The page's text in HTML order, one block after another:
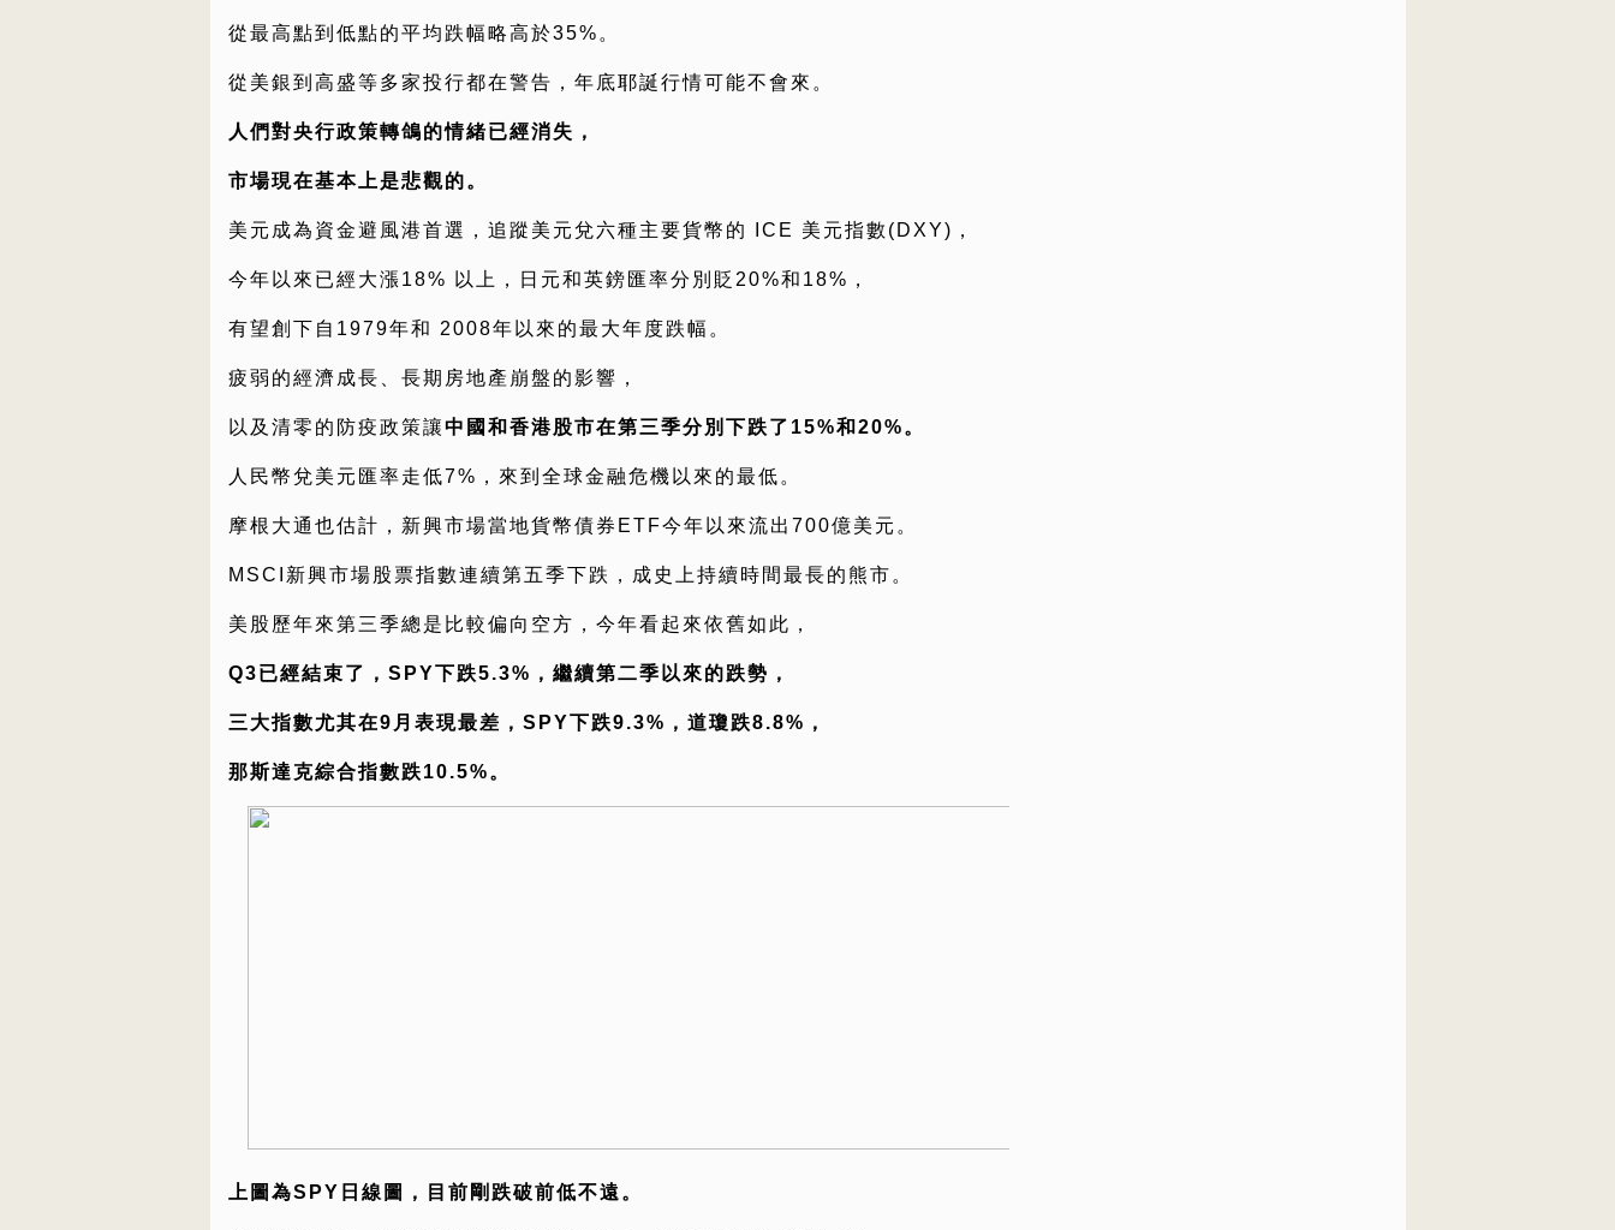
從最高點到低點的平均跌幅略高於35%。
從美銀到高盛等多家投行都在警告，年底耶誕行情可能不會來。
人們對央行政策轉鴿的情緒已經消失，
市場現在基本上是悲觀的。
美元成為資金避風港首選，追蹤美元兌六種主要貨幣的 ICE 美元指數(DXY)，
今年以來已經大漲18% 以上，日元和英鎊匯率分別貶20%和18%，
有望創下自1979年和 2008年以來的最大年度跌幅。
疲弱的經濟成長、長期房地產崩盤的影響，
以及清零的防疫政策讓中國和香港股市在第三季分別下跌了15%和20%。
人民幣兌美元匯率走低7%，來到全球金融危機以來的最低。
摩根大通也估計，新興市場當地貨幣債券ETF今年以來流出700億美元。
MSCI新興市場股票指數連續第五季下跌，成史上持續時間最長的熊市。
美股歷年來第三季總是比較偏向空方，今年看起來依舊如此，
Q3已經結束了，SPY下跌5.3%，繼續第二季以來的跌勢，
三大指數尤其在9月表現最差，SPY下跌9.3%，道瓊跌8.8%，
那斯達克綜合指數跌10.5%。
上圖為SPY日線圖，目前剛跌破前低不遠。